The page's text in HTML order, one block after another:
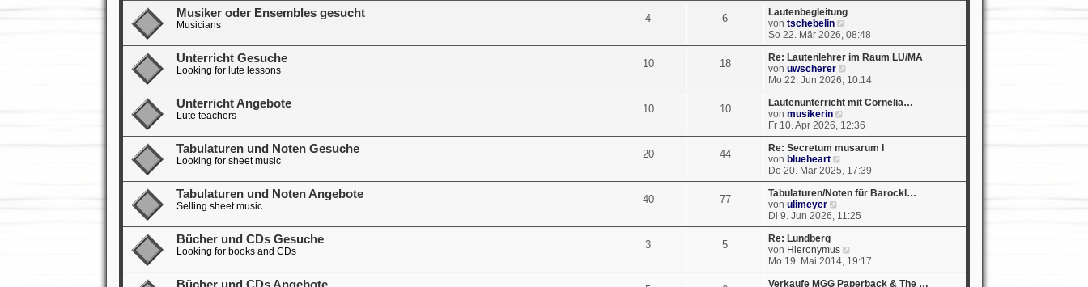
e
i
t
a
g
t
e
r
e
i
t
a
g
Musiker oder Ensembles gesucht
Musicians
4 6
Lautenbegleitung
von tschebelin
e
u
e
t
e
r
e
i
t
a
g
So 22. Mär 2026, 08:48
Unterricht Gesuche
Looking for lute lessons
10 18
Re: Lautenlehrer im Raum LU/MA
von uwscherer
e
u
e
t
e
r
e
i
t
a
g
Mo 22. Jun 2026, 10:14
Unterricht Angebote
Lute teachers
10 10
Lautenunterricht mit Cornelia…
von musikerin
e
u
e
e
r
e
i
r
a
g
Fr 10. Apr 2026, 12:36
Tabulaturen und Noten Gesuche
Looking for sheet music
20 44
Re: Secretum musarum I
von blueheart
e
u
e
t
e
B
e
i
t
Do 20. Mär 2025, 17:39
Tabulaturen und Noten Angebote
Selling sheet music
40 77
Tabulaturen/Noten für Barockl…
von ulimeyer
e
u
s
t
e
r
Di 9. Jun 2026, 11:25
Bücher und CDs Gesuche
Looking for books and CDs
3 5
Re: Lundberg
von Hieronymus
e
u
e
Mo 19. Mai 2014, 19:17
Bücher und CDs Angebote
Verkaufe MGG Paperback & The …